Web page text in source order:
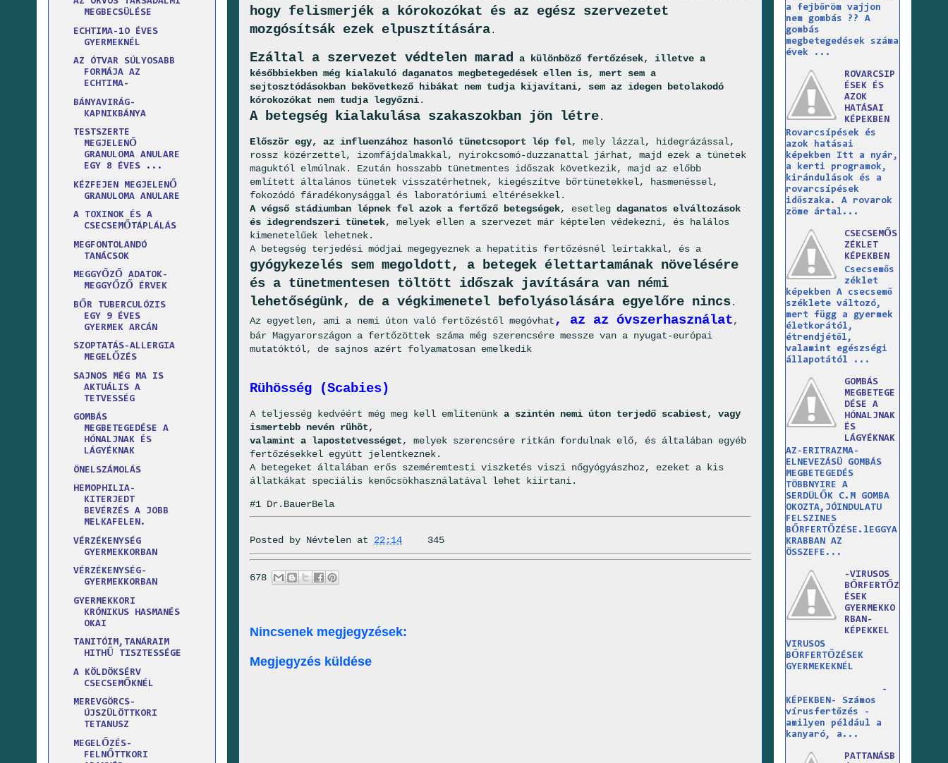
hogy felismerjék a kórokozókat és az egész szervezetet
mozgósítsák ezek elpusztítására.
Ezáltal a szervezet védtelen marad a különböző fertőzések, illetve a
későbbiekben még kialakuló daganatos megbetegedések ellen is, mert sem a
sejtosztódásokban bekövetkező hibákat nem tudja kijavítani, sem az idegen betolakodó
kórokozókat nem tudja legyőzni.
A betegség kialakulása szakaszokban jön létre.
Először egy, az influenzához hasonló tünetcsoport lép fel, mely lázzal, hidegrázással,
rossz közérzettel, izomfájdalmakkal, nyirokcsomó-duzzanattal járhat, majd ezek a tünetek
maguktól elmúlnak. Ezután hosszabb tünetmentes időszak következik, majd az előbb
említett általános tünetek visszatérhetnek, kiegészítve bőrtünetekkel, hasmenéssel,
fokozódó fáradékonysággal és laboratóriumi eltérésekkel.
A végső stádiumban lépnek fel azok a fertőző betegségek, esetleg daganatos elváltozások
és idegrendszeri tünetek, melyek ellen a szervezet már képtelen védekezni, és halálos
kimenetelűek lehetnek.
A betegség terjedési módjai megegyeznek a hepatitis fertőzésnél leírtakkal, és a
gyógykezelés sem megoldott, a betegek élettartamának növelésére
és a tünetmentesen töltött időszak javítására van némi
lehetőségünk, de a végkimenetel befolyásolására egyelőre nincs.
Az egyetlen, ami a nemi úton való fertőzéstől megóvhat , az az óvszerhasználat,
bár Magyarországon a fertőzöttek száma még szerencsére messze van a nyugat-európai
mutatóktól, de sajnos azért folyamatosan emelkedik
Rühösség (Scabies)
A teljesség kedvéért még meg kell említenünk a szintén nemi úton terjedő scabiest, vagy
ismertebb nevén rühöt,
valamint a lapostetvességet, melyek szerencsére ritkán fordulnak elő, és általában egyéb
fertőzésekkel együtt jelentkeznek.
A betegeket általában erős szeméremtesti viszketés viszi nőgyógyászhoz, ezeket a kis
állatkákat speciális kenőcsökhasználatával lehet kiirtani.
#1 Dr.BauerBela
Posted by Névtelen at 22:14 345
678
Nincsenek megjegyzések:
Megjegyzés küldése
MEGBECSÜLÉSE
ECHTIMA-1O ÉVES
GYERMEKNÉL
AZ ÓTVAR SÚLYOSABB
FORMÁJA AZ
ECHTIMA-
BÁNYAVIRÁG-
KAPNIKBÁNYA
TESTSZERTE
MEGJELENŐ
GRANULOMA ANULARE
EGY 8 ÉVES ...
KÉZFEJEN MEGJELENŐ
GRANULOMA ANULARE
A TOXINOK ÉS A
CSECSEMŐTÁPLÁLÁS
MEGFONTOLANDÓ
TANÁCSOK
MEGGYŐZŐ ADATOK-
MEGGYŐZŐ ÉRVEK
BŐR TUBERCULÓZIS
EGY 9 ÉVES
GYERMEK ARCÁN
SZOPTATÁS-ALLERGIA
MEGELŐZÉS
SAJNOS MÉG MA IS
AKTUÁLIS A
TETVESSÉG
GOMBÁS
MEGBETEGEDÉSE A
HÓNALJNAK ÉS
LÁGYÉKNAK
ÖNELSZÁMOLÁS
HEMOPHILIA-
KITERJEDT
BEVÉRZÉS A JOBB
MELKAFELEN.
VÉRZÉKENYSÉG
GYERMEKKORBAN
VÉRZÉKENYSÉG-
GYERMEKKORBAN
GYERMEKKORI
KRÓNIKUS HASMANÉS
OKAI
TANITÓIM,TANÁRAIM
HITHŰ TISZTESSÉGE
A KÖLDÖKSÉRV
CSECSEMŐKNÉL
MEREVGÖRCS-
ÚJSZÜLÖTTKORI
TETANUSZ
MEGELŐZÉS-
FELNŐTTKORI
a fejbőröm vajjon
nem gombás ?? A
gombás
megbetegedések száma
évek ...
ROVARCSIP
ÉSEK ÉS
AZOK
HATÁSAI
KÉPEKBEN
Rovarcsípések és
azok hatásai
képekben Itt a nyár,
a kerti programok,
kirándulások és a
rovarcsípések
időszaka. A rovarok
zöme ártal...
CSECSEMŐS
ZÉKLET
KÉPEKBEN
Csecsemős
zéklet
képekben A csecsemő
széklete változó,
mert függ a gyermek
életkorától,
étrendjétől,
valamint egészségi
állapotától ...
GOMBÁS
MEGBETEGE
DÉSE A
HÓNALJNAK
ÉS
LÁGYÉKNAK
AZ-ERITRAZMA-
ELNEVEZÁSÜ GOMBÁS
MEGBETEGEDÉS
TÖBBNYIRE A
SERDÜLŐK C.M GOMBA
OKOZTA,JÓINDULATU
FELSZINES
BŐRFERTŐZÉSE.lEGGYA
KRABBAN AZ
ÖSSZEFE...
-VIRUSOS
BŐRFERTŐZ
ÉSEK
GYERMEKKO
RBAN-
KÉPEKKEL
VIRUSOS
BŐRFERTŐZÉSEK
GYERMEKEKNÉL
-
KÉPEKBEN- Számos
vírusfertőzés -
amilyen például a
kanyaró, a...
PATTANÁSB